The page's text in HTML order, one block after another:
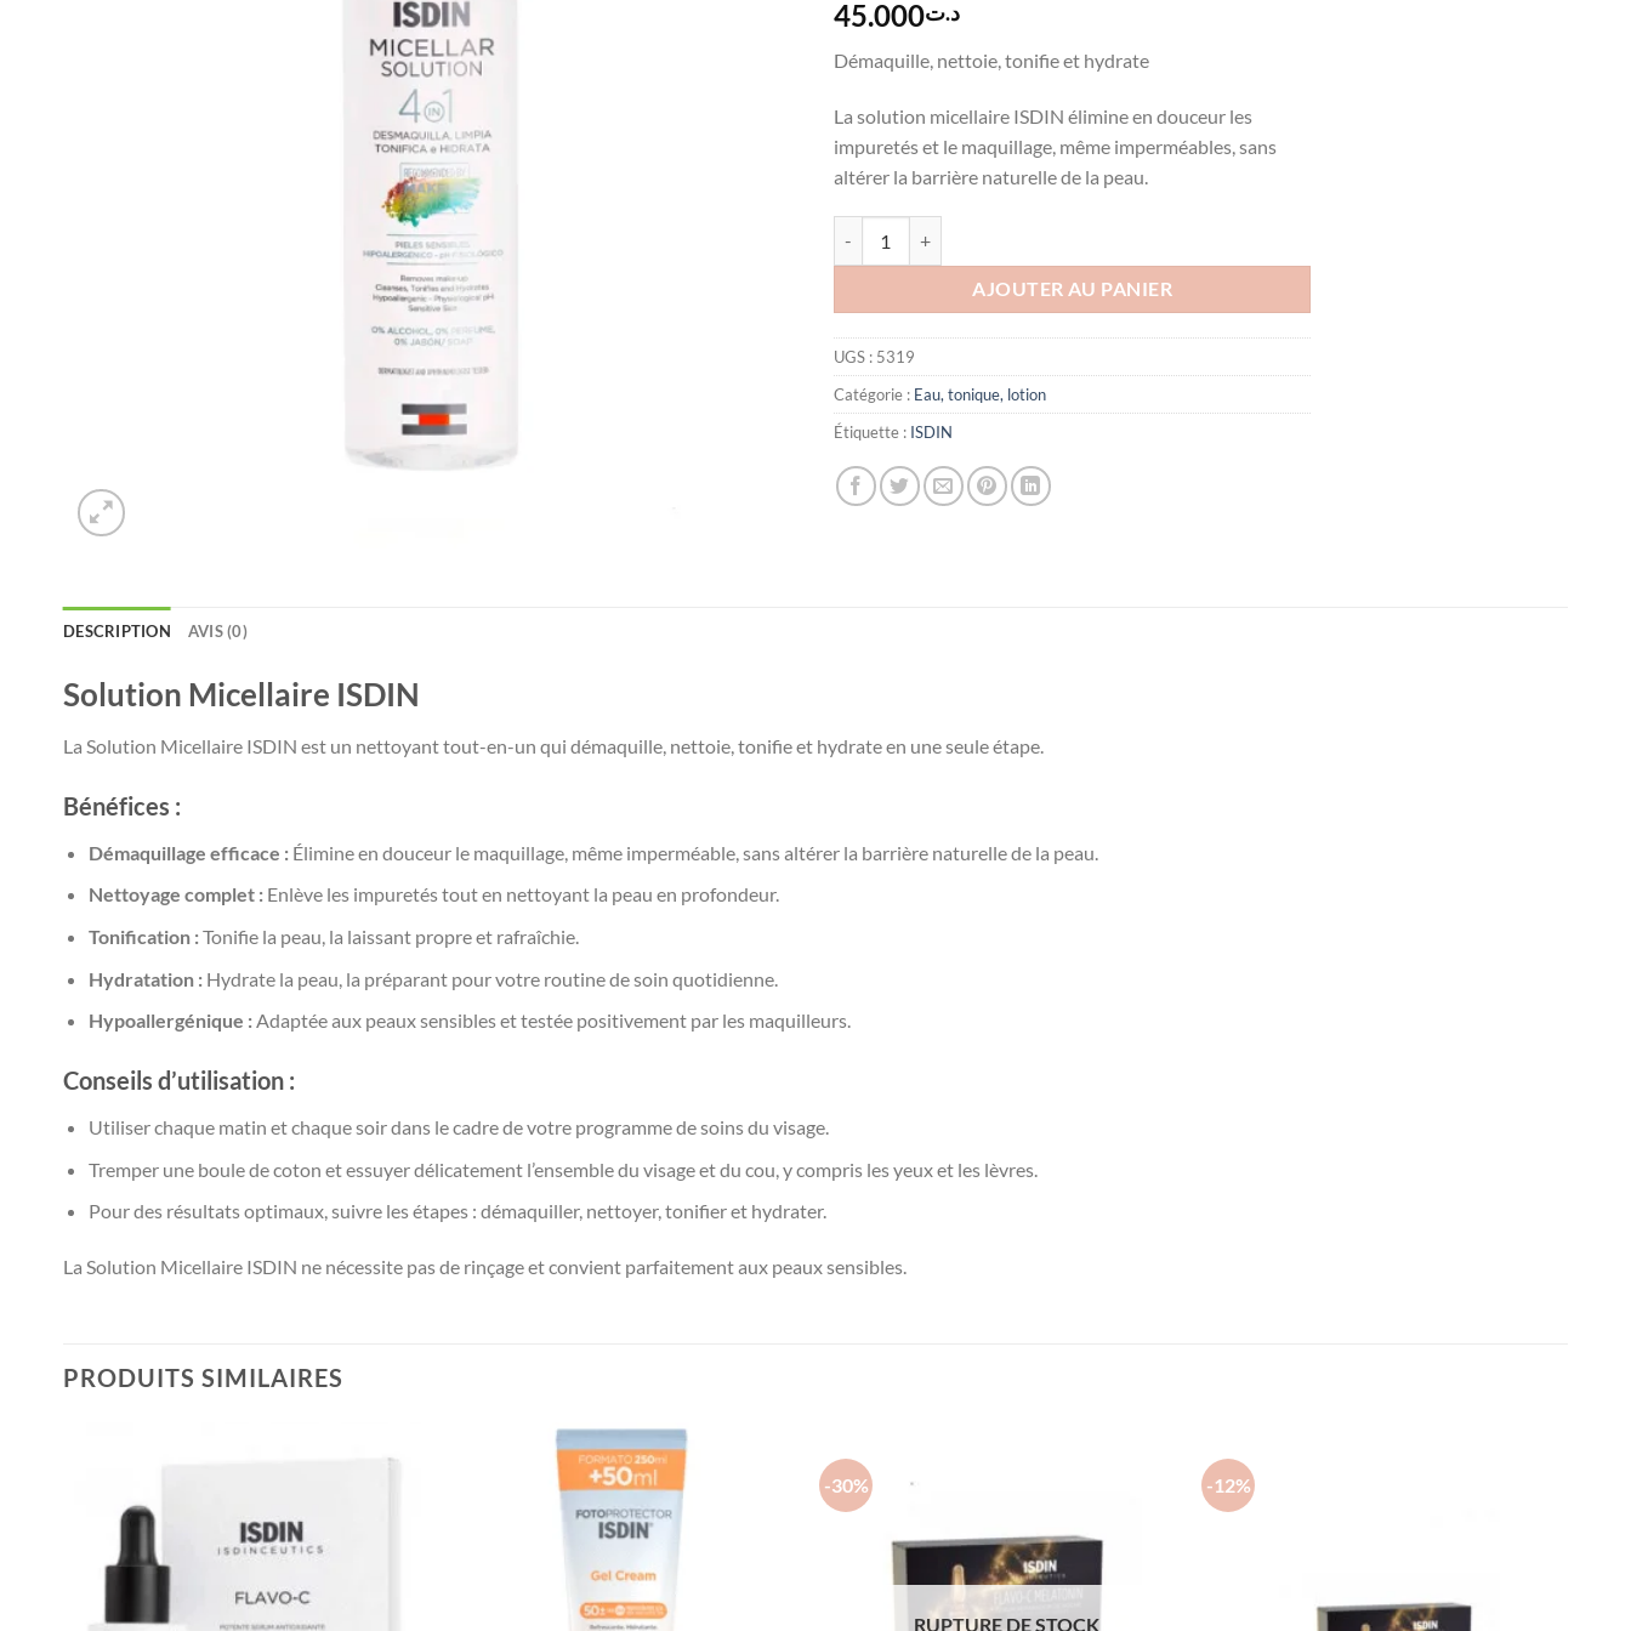
د.ت45.000
Démaquille, nettoie, tonifie et hydrate
La solution micellaire ISDIN élimine en douceur les
impuretés et le maquillage, même imperméables, sans
altérer la barrière naturelle de la peau.
AJOUTER AU PANIER
UGS : 5319
Catégorie : Eau, tonique, lotion
Étiquette : ISDIN
DESCRIPTION AVIS (0)
Solution Micellaire ISDIN
La Solution Micellaire ISDIN est un nettoyant tout-en-un qui démaquille, nettoie, tonifie et hydrate en une seule étape.
Bénéfices :
Démaquillage efficace :Élimine en douceur le maquillage, même imperméable, sans altérer la barrière naturelle de la peau.
Nettoyage complet :Enlève les impuretés tout en nettoyant la peau en profondeur.
Tonification :Tonifie la peau, la laissant propre et rafraîchie.
Hydratation :Hydrate la peau, la préparant pour votre routine de soin quotidienne.
Hypoallergénique :Adaptée aux peaux sensibles et testée positivement par les maquilleurs.
Conseils d’utilisation :
Utiliser chaque matin et chaque soir dans le cadre de votre programme de soins du visage.
Tremper une boule de coton et essuyer délicatement l’ensemble du visage et du cou, y compris les yeux et les lèvres.
Pour des résultats optimaux, suivre les étapes : démaquiller, nettoyer, tonifier et hydrater.
La Solution Micellaire ISDIN ne nécessite pas de rinçage et convient parfaitement aux peaux sensibles.
PRODUITS SIMILAIRES
-30%
RUPTURE DE STOCK
-12%